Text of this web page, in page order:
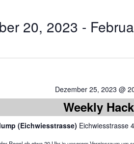
20, 2023 -
Dezember 25, 2023 @
Weekly
(Eichwiesstrasse) Eichwiesstrasse